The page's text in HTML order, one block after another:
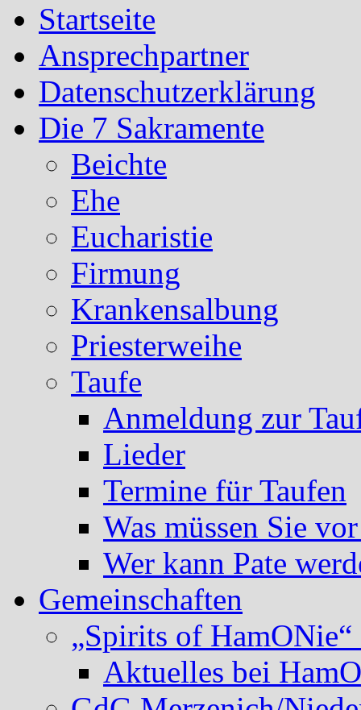
Startseite
Ansprechpartner
Datenschutzerklärung
Die 7 Sakramente
Beichte
Ehe
Eucharistie
Firmung
Krankensalbung
Priesterweihe
Taufe
Anmeldung zur
Lieder
Termine für Taufen
Was müssen Sie
Wer kann Pate
Gemeinschaften
„Spirits of HamONie“
Aktuelles bei